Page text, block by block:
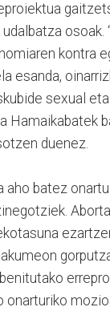
osoak.
kontra
esanda,
sexual
Hamaikabatek
duenez.
aho batez
onarturiko